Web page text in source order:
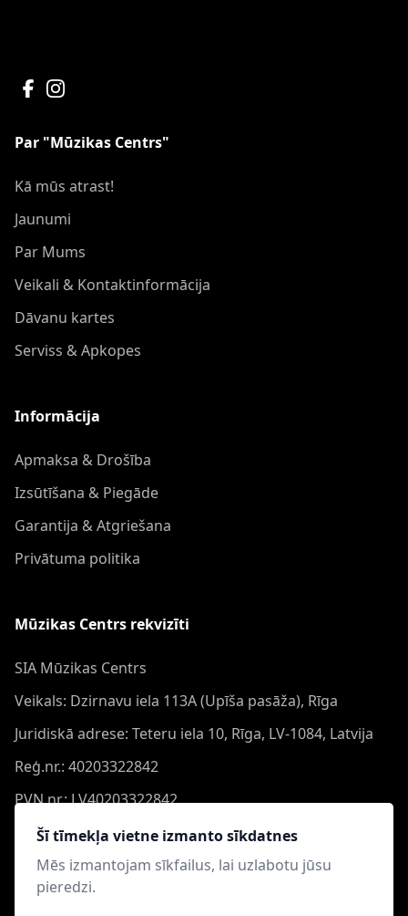
Šī tīmekļa vietne izmanto sīkdatnes
Mēs izmantojam sīkfailus, lai uzlabotu jūsu
pieredzi.
Par "Mūzikas Centrs"
Kā mūs atrast!
Jaunumi
Par Mums
Veikali & Kontaktinformācija
Dāvanu kartes
Serviss & Apkopes
Informācija
Apmaksa & Drošība
Izsūtīšana & Piegāde
Garantija & Atgriešana
Privātuma politika
Mūzikas Centrs rekvizīti
SIA Mūzikas Centrs
Veikals: Dzirnavu iela 113A (Upīša pasāža), Rīga
Juridiskā adrese: Teteru iela 10, Rīga, LV-1084, Latvija
Reģ.nr.: 40203322842
PVN nr.: LV40203322842
Banka: Swedbank AS
Konts: LV44HABA0551050864473
Swift: HABALV22